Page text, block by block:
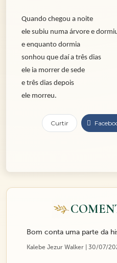
Quando chegou a noite
ele subiu numa árvore e
e enquanto dormia
sonhou que daí a três dias
ele ia morrer de sede
e três dias depois
ele morreu.
Curtir
Bom conta uma parte da
Kalebe Jezur Walker | 30/07/